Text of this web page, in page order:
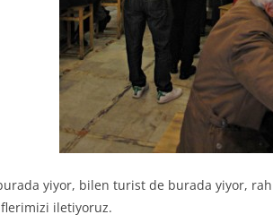
yiyor, bilen turist de burada yiyor,
iletiyoruz.